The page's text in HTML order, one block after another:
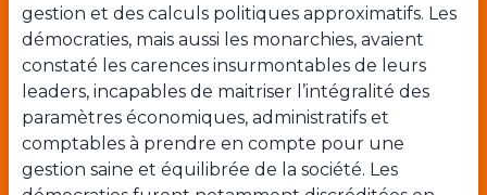
gestion et des calculs politiques approximatifs. Les
démocraties, mais aussi les monarchies, avaient
constaté les carences insurmontables de leurs
leaders, incapables de maitriser l’intégralité des
paramètres économiques, administratifs et
comptables à prendre en compte pour une
gestion saine et équilibrée de la société. Les